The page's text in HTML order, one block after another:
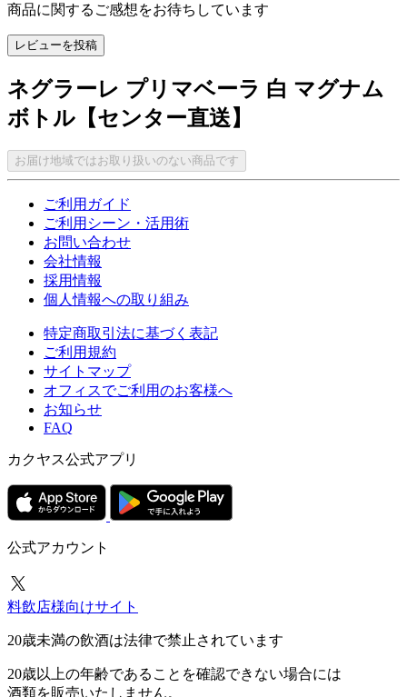
商品に関するご感想をお待ちしています
レビューを投稿
ネグラーレ プリマベーラ 白 マグナム
ボトル【センター直送】
お届け地域ではお取り扱いのない商品です
ご利用ガイド
ご利用シーン・活用術
お問い合わせ
会社情報
採用情報
個人情報への取り組み
特定商取引法に基づく表記
ご利用規約
サイトマップ
オフィスでご利用のお客様へ
お知らせ
FAQ
カクヤス公式アプリ
公式アカウント
料飲店様向けサイト
20歳未満の飲酒は法律で禁止されています
20歳以上の年齢であることを確認できない場合には
酒類を販売いたしません。